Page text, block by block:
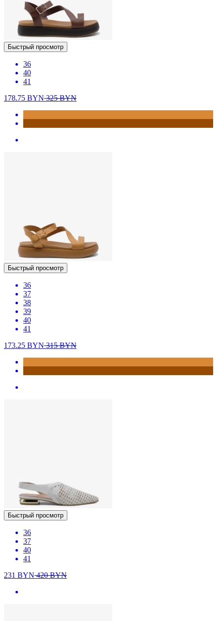
Быстрый просмотр
36
40
41
178.75 BYN325BYN
Быстрый просмотр
36
37
38
39
40
41
173.25 BYN315BYN
Быстрый просмотр
36
37
40
41
231 BYN420BYN